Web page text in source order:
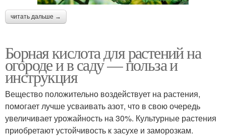
читать дальше →
Борная кислота для растений на
огороде и в саду — польза и
инструкция
Вещество положительно воздействует на растения,
помогает лучше усваивать азот, что в свою очередь
увеличивает урожайность на 30%. Культурные растения
приобретают устойчивость к засухе и заморозкам.